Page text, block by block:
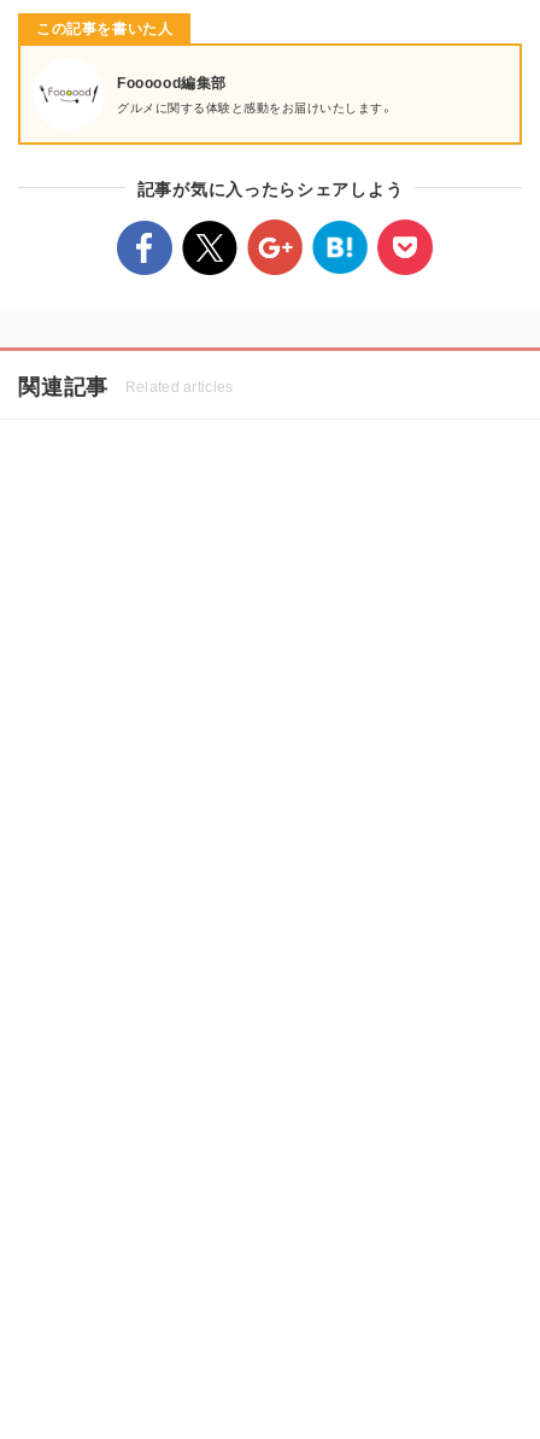
この記事を書いた人
Foooood編集部
グルメに関する体験と感動をお届けいたします。
記事が気に入ったらシェアしよう
関連記事 Related articles